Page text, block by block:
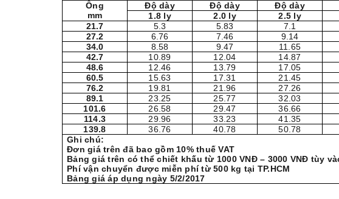
Ống
mm
Độ dày Độ dày Độ dày
1.8 ly 2.0 ly 2.5 ly
21.7
5.3 5.83 7.1
27.2 6.76 7.46 9.14
34.0
8.58 9.47 11.65
42.7
10.89 12.04 14.87
48.6
12.46 13.79 17.05
60.5
15.63 17.31 21.45
76.2
19.81 21.96 27.26
89.1
23.25 25.77 32.03
101.6
26.58 29.47 36.66
114.3
29.96 33.23 41.35
139.8
36.76 40.78 50.78
Ghi chú:
Đơn giá trên đã bao gồm 10% thuế VAT
Bảng giá trên có thể chiết khấu từ 1000 VNĐ – 3000 VNĐ tùy
Phí vận chuyển được miễn phí từ 500 kg tại TP.HCM
Bảng giá áp dụng ngày 5/2/2017